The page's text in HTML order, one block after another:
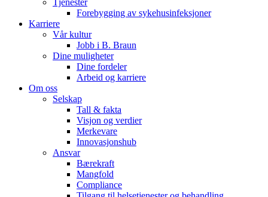
Tjenester
Forebygging av sykehusinfeksjoner
Karriere
Vår kultur
Jobb i B. Braun
Dine muligheter
Dine fordeler
Arbeid og karriere
Om oss
Selskap
Tall & fakta
Visjon og verdier
Merkevare
Innovasjonshub
Ansvar
Bærekraft
Mangfold
Compliance